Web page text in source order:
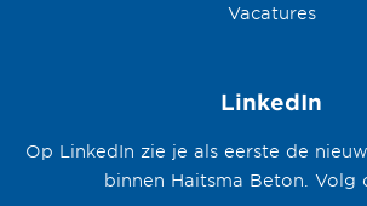
Vacatures
LinkedIn
Op LinkedIn zie je als eerste de
binnen Haitsma Beton. Volg